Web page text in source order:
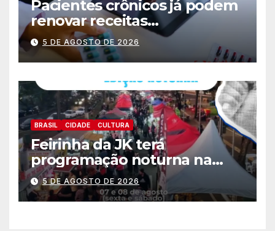
Pacientes crônicos já podem
renovar receitas
automaticamente pelo
aplicativo da Prefeitura
5 DE AGOSTO DE 2026
BRASIL CIDADE CULTURA
Feirinha da JK terá
programação noturna na
sexta (07) e sábado (08)
5 DE AGOSTO DE 2026